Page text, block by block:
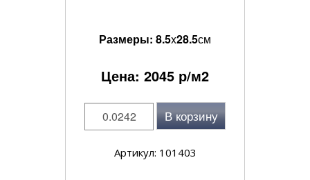
Размеры: 8.5x28.5см
Цена: 2045 р/м2
В корзину
Артикул: 101403